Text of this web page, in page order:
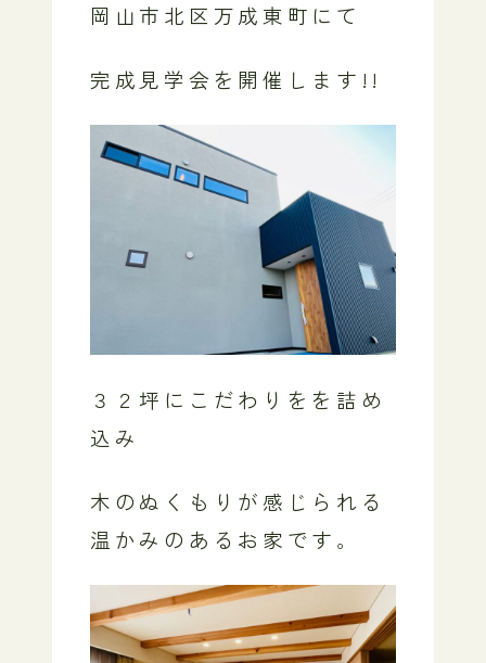
岡山市北区万成東町にて
完成見学会を開催します!!
３２坪にこだわりをを詰め
込み
木のぬくもりが感じられる
温かみのあるお家です。